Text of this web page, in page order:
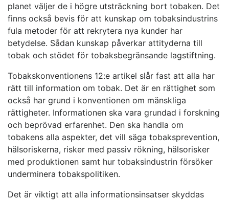
planet väljer de i högre utsträckning bort tobaken. Det
finns också bevis för att kunskap om tobaksindustrins
fula metoder för att rekrytera nya kunder har
betydelse. Sådan kunskap påverkar attityderna till
tobak och stödet för tobaksbegränsande lagstiftning.
Tobakskonventionens 12:e artikel slår fast att alla har
rätt till information om tobak. Det är en rättighet som
också har grund i konventionen om mänskliga
rättigheter. Informationen ska vara grundad i forskning
och beprövad erfarenhet. Den ska handla om
tobakens alla aspekter, det vill säga tobaksprevention,
hälsoriskerna, risker med passiv rökning, hälsorisker
med produktionen samt hur tobaksindustrin försöker
underminera tobakspolitiken.
Det är viktigt att alla informationsinsatser skyddas